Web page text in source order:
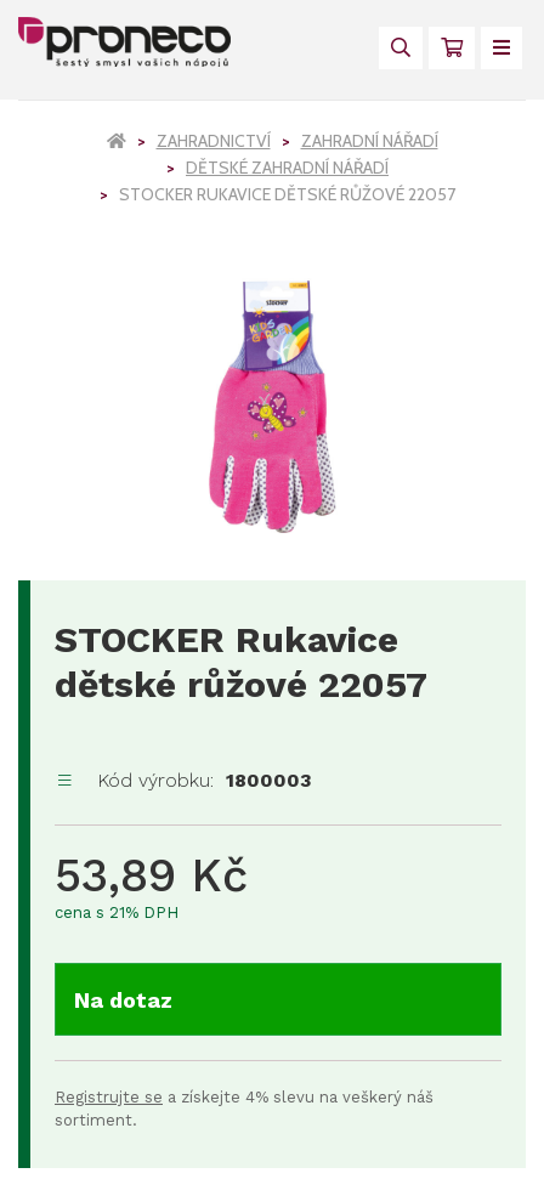
ZAHRADNICTVÍ
ZAHRADNÍ NÁŘADÍ
DĚTSKÉ ZAHRADNÍ NÁŘADÍ
STOCKER RUKAVICE DĚTSKÉ RŮŽOVÉ 22057
STOCKER Rukavice
dětské růžové 22057
Kód výrobku: 1800003
53,89 Kč
cena s 21% DPH
Na dotaz
Registrujte se a získejte 4% slevu na veškerý náš
sortiment.